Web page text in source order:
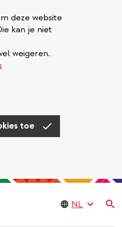
deze website
kan je niet
weigeren.
toe